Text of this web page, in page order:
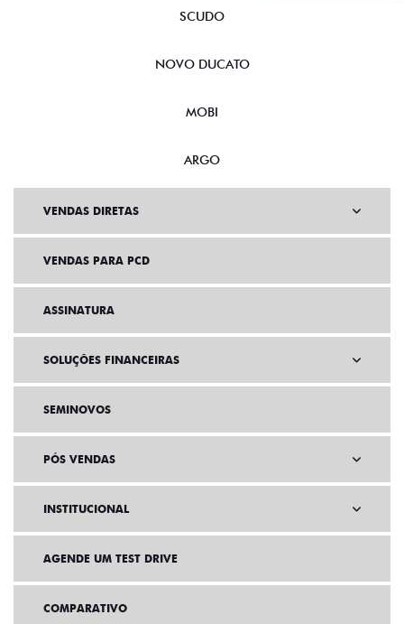
SCUDO
NOVO DUCATO
MOBI
ARGO
VENDAS DIRETAS
VENDAS PARA PCD
ASSINATURA
SOLUÇÕES FINANCEIRAS
SEMINOVOS
PÓS VENDAS
INSTITUCIONAL
AGENDE UM TEST DRIVE
COMPARATIVO